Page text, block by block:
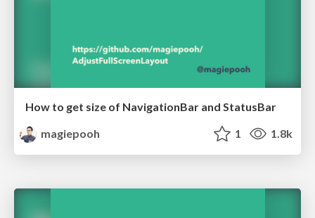
How to get size of NavigationBar and StatusBar
magiepooh
1 1.8k